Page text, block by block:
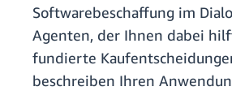
Softwarebeschaffung im
Agenten, der Ihnen dabei
fundierte
beschreiben Ihren